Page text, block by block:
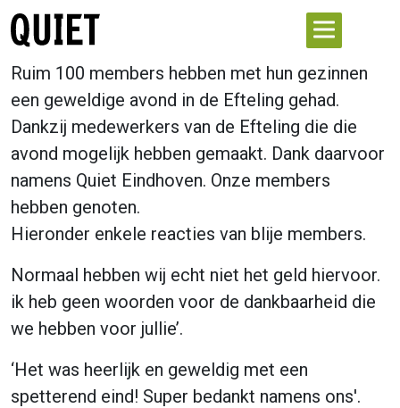
Ruim 100 members hebben met hun gezinnen
een geweldige avond in de Efteling gehad.
Dankzij medewerkers van de Efteling die die
avond mogelijk hebben gemaakt. Dank daarvoor
namens Quiet Eindhoven. Onze members
hebben genoten.
Hieronder enkele reacties van blije members.
Normaal hebben wij echt niet het geld hiervoor.
ik heb geen woorden voor de dankbaarheid die
we hebben voor jullie’.
‘Het was heerlijk en geweldig met een
spetterend eind! Super bedankt namens ons'.